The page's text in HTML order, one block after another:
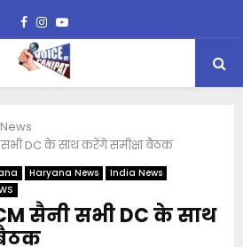
Facebook
Instagram
Youtube
सभी DC के साथ करेंगे समीक्षा बैठक
Haryana News
India News
सैनी सभी DC के साथ